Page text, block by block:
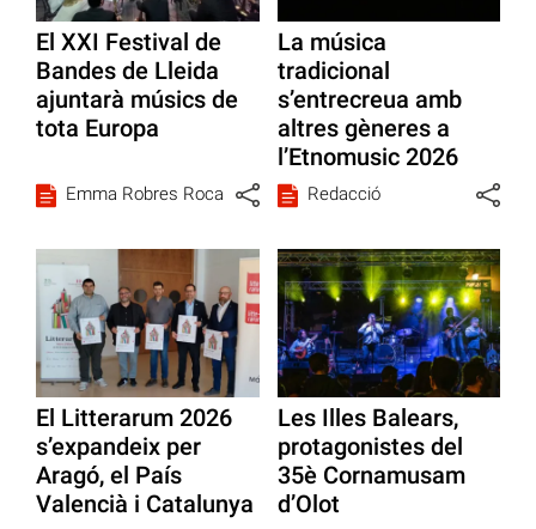
El XXI Festival de
Bandes de Lleida
ajuntarà músics de
tota Europa
Emma Robres Roca
La música
tradicional
s’entrecreua amb
altres gèneres a
l’Etnomusic 2026
Redacció
El Litterarum 2026
s’expandeix per
Aragó, el País
Valencià i Catalunya
Les Illes Balears,
protagonistes del
35è Cornamusam
d’Olot